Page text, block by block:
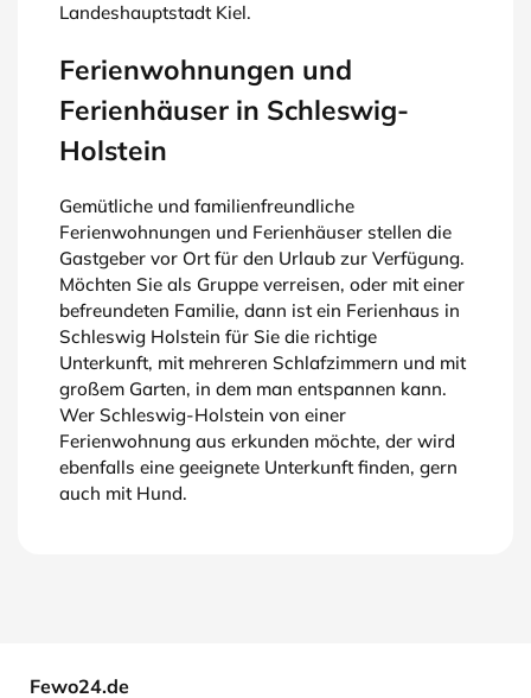
Landeshauptstadt Kiel.
Ferienwohnungen und
Ferienhäuser in Schleswig-
Holstein
Gemütliche und familienfreundliche
Ferienwohnungen und Ferienhäuser stellen die
Gastgeber vor Ort für den Urlaub zur Verfügung.
Möchten Sie als Gruppe verreisen, oder mit einer
befreundeten Familie, dann ist ein Ferienhaus in
Schleswig Holstein für Sie die richtige
Unterkunft, mit mehreren Schlafzimmern und mit
großem Garten, in dem man entspannen kann.
Wer Schleswig-Holstein von einer
Ferienwohnung aus erkunden möchte, der wird
ebenfalls eine geeignete Unterkunft finden, gern
auch mit Hund.
Fewo24.de